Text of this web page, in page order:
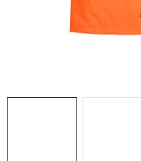
Obchodné podmienky
Pravidlá a nastavenia cookies